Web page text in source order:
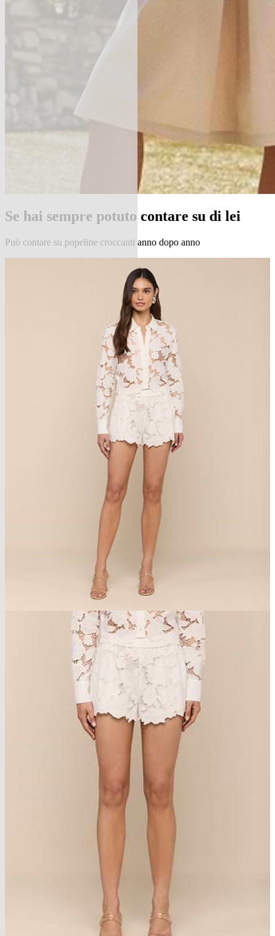
Se hai sempre potuto contare su di lei
Può contare su popeline croccanti anno dopo anno